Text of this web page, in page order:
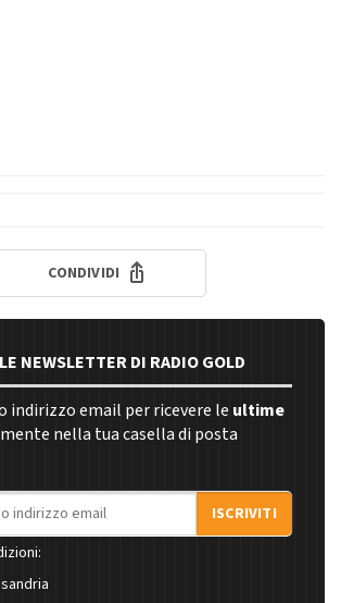
CONDIVIDI
NEWSLETTER DI RADIO GOLD
indirizzo email per ricevere le ultime
nella tua casella di posta
ISCRIVITI